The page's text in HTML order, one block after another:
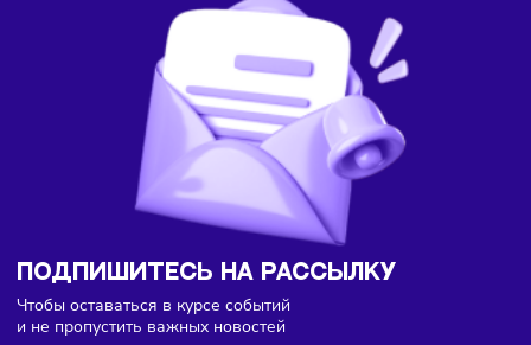
Финансы Сегодня/
В России введут мониторинг цен на продукты по всей
цепочке поставок